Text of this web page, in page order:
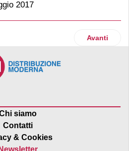
2017
si espande in Piemonte
Articolo
Avanti
siamo
Contatti
& Cookies
Newsletter